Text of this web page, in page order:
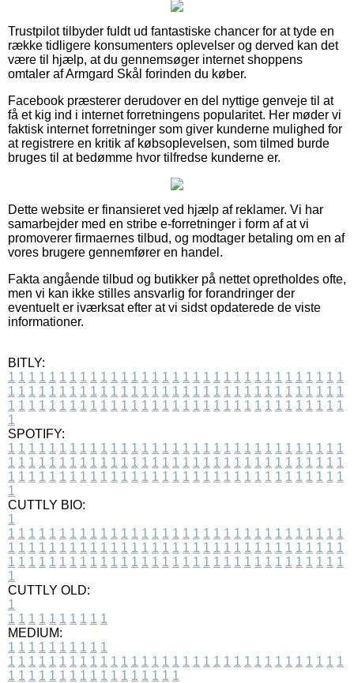
Trustpilot tilbyder fuldt ud fantastiske chancer for at tyde en
række tidligere konsumenters oplevelser og derved kan det
være til hjælp, at du gennemsøger internet shoppens
omtaler af Armgard Skål forinden du køber.
Facebook præsterer derudover en del nyttige genveje til at
få et kig ind i internet forretningens popularitet. Her møder vi
faktisk internet forretninger som giver kunderne mulighed for
at registrere en kritik af købsoplevelsen, som tilmed burde
bruges til at bedømme hvor tilfredse kunderne er.
Dette website er finansieret ved hjælp af reklamer. Vi har
samarbejder med en stribe e-forretninger i form af at vi
promoverer firmaernes tilbud, og modtager betaling om en af
vores brugere gennemfører en handel.
Fakta angående tilbud og butikker på nettet opretholdes ofte,
men vi kan ikke stilles ansvarlig for forandringer der
eventuelt er iværksat efter at vi sidst opdaterede de viste
informationer.
BITLY:
1 1 1 1 1 1 1 1 1 1 1 1 1 1 1 1 1 1 1 1 1 1 1 1 1 1 1 1 1 1 1 1 1
1 1 1 1 1 1 1 1 1 1 1 1 1 1 1 1 1 1 1 1 1 1 1 1 1 1 1 1 1 1 1 1 1
1 1 1 1 1 1 1 1 1 1 1 1 1 1 1 1 1 1 1 1 1 1 1 1 1 1 1 1 1 1 1 1 1
1
SPOTIFY:
1 1 1 1 1 1 1 1 1 1 1 1 1 1 1 1 1 1 1 1 1 1 1 1 1 1 1 1 1 1 1 1 1
1 1 1 1 1 1 1 1 1 1 1 1 1 1 1 1 1 1 1 1 1 1 1 1 1 1 1 1 1 1 1 1 1
1 1 1 1 1 1 1 1 1 1 1 1 1 1 1 1 1 1 1 1 1 1 1 1 1 1 1 1 1 1 1 1 1
1
CUTTLY BIO:
1
1 1 1 1 1 1 1 1 1 1 1 1 1 1 1 1 1 1 1 1 1 1 1 1 1 1 1 1 1 1 1 1 1
1 1 1 1 1 1 1 1 1 1 1 1 1 1 1 1 1 1 1 1 1 1 1 1 1 1 1 1 1 1 1 1 1
1 1 1 1 1 1 1 1 1 1 1 1 1 1 1 1 1 1 1 1 1 1 1 1 1 1 1 1 1 1 1 1 1
1
CUTTLY OLD:
1
1 1 1 1 1 1 1 1 1 1
MEDIUM:
1 1 1 1 1 1 1 1 1 1
1 1 1 1 1 1 1 1 1 1 1 1 1 1 1 1 1 1 1 1 1 1 1 1 1 1 1 1 1 1 1 1 1
1 1 1 1 1 1 1 1 1 1 1 1 1 1 1 1 1